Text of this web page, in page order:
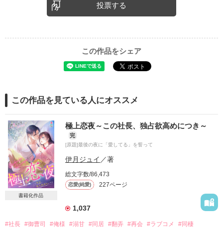
投票する
この作品をシェア
この作品を見ている人にオススメ
書籍化作品
極上恋夜～この社長、独占欲高めにつき～
完
[原題]最後の夜に「愛してる」を誓って
伊月ジュイ ／著
総文字数/86,473
恋愛(純愛) 227ページ
1,037
#社長 #御曹司 #俺様 #溺甘 #同居 #翻弄 #再会 #ラブコメ
#同棲